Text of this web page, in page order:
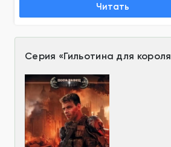
Читать
Серия «Гильотина для короля